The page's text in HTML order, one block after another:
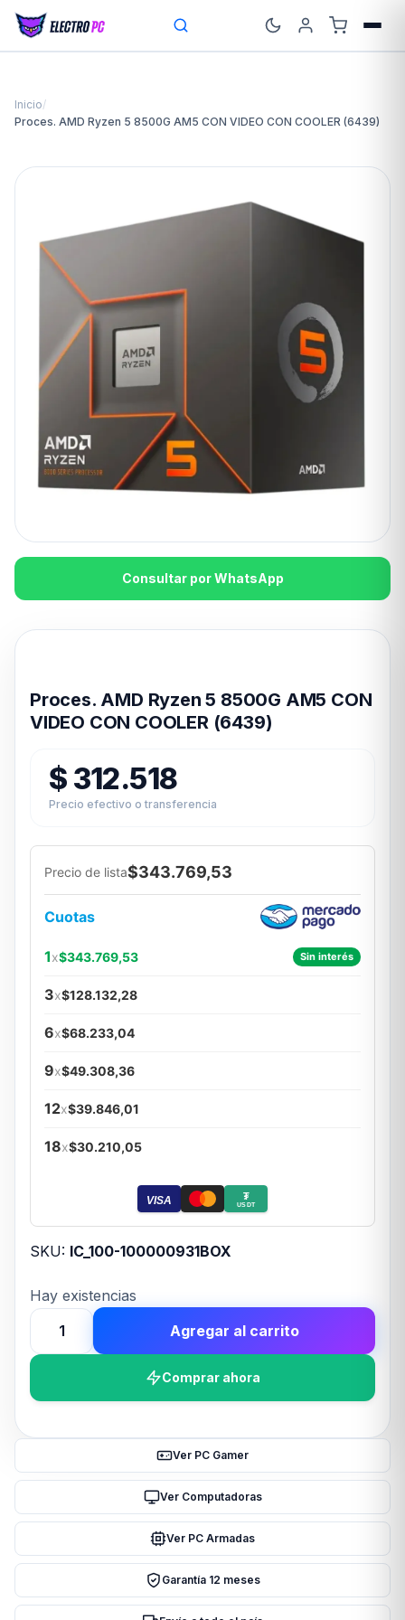
Inicio/
Proces. AMD Ryzen 5 8500G AM5 CON VIDEO CON COOLER (6439)
Consultar por WhatsApp
Proces. AMD Ryzen 5 8500G AM5 CON
VIDEO CON COOLER (6439)
$ 312.518
Precio efectivo o transferencia
Precio de lista$343.769,53
Cuotas
1x$343.769,53 Sin interés
3x$128.132,28
6x$68.233,04
9x$49.308,36
12x$39.846,01
18x$30.210,05
VISA ₮
USDT
SKU: IC_100-100000931BOX
Hay existencias
Proces.
AMD
CON
CON
(6439)
Agregar al carrito
Comprar ahora
Ver PC Gamer
Ver Computadoras
Ver PC Armadas
Garantía 12 meses